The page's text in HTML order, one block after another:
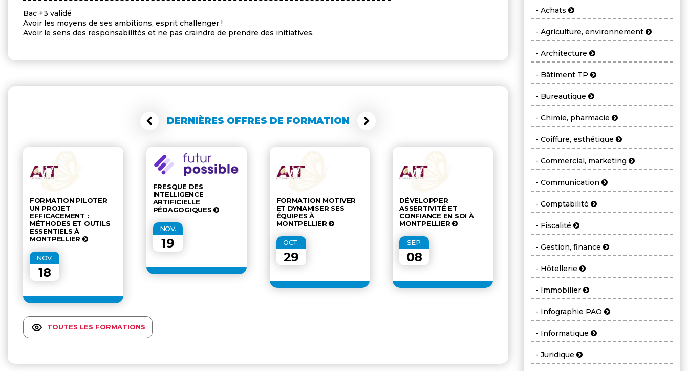
Bac +3 validé
Avoir les moyens de ses ambitions, esprit challenger !
Avoir le sens des responsabilités et ne pas craindre de prendre des initiatives.
DERNIÈRES OFFRES DE FORMATION
FORMATION PILOTER
UN PROJET
EFFICACEMENT :
MÉTHODES ET OUTILS
ESSENTIELS À
MONTPELLIER
NOV.
18
FRESQUE DES
INTELLIGENCE
ARTIFICIELLE
PÉDAGOGIQUES
NOV.
19
FORMATION MOTIVER
ET DYNAMISER SES
ÉQUIPES À
MONTPELLIER
OCT.
29
DÉVELOPPER
ASSERTIVITÉ ET
CONFIANCE EN SOI À
MONTPELLIER
SEP.
08
DÉVELOPPER SON
LEADERSHIP
OCT.
08 SEP.
TOUTES LES FORMATIONS
- Achats
- Agriculture, environnement
- Architecture
- Bâtiment TP
- Bureautique
- Chimie, pharmacie
- Coiffure, esthétique
- Commercial, marketing
- Communication
- Comptabilité
- Fiscalité
- Gestion, finance
- Hôtellerie
- Immobilier
- Infographie PAO
- Informatique
- Juridique